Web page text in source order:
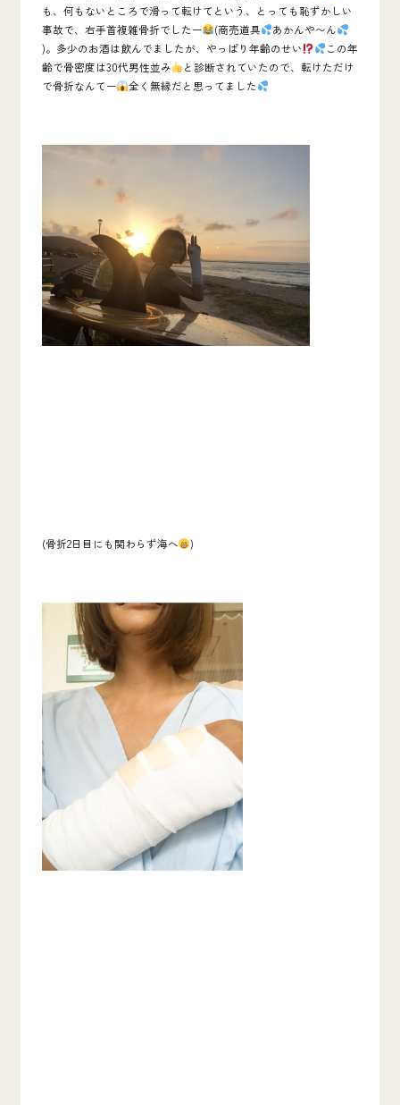
も、何もないところで滑って転けてという、とっても恥ずかしい
事故で、 右手首複雑骨折でしたー (商売道具
あかんや〜ん
)。多少のお酒は飲んでましたが、やっぱり年齢のせい
この年
齢で骨密度は30代男性並み
と診断されていたので、転けただけ
で骨折なんてー
全く無縁だと思ってました
(骨折2日目にも関わらず海へ )